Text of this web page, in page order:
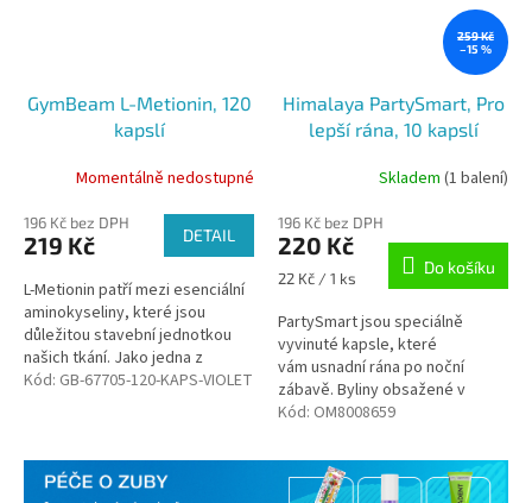
GymBeam L-Metionin, 120
kapslí
Momentálně nedostupné
196 Kč bez DPH
219 Kč DETAIL
L-Metionin patří mezi esenciální
aminokyseliny, které jsou
důležitou stavební jednotkou
našich tkání. Jako jedna z
esenciálních aminokyselin je
Kód: GB-67705-120-KAPS-VIOLET
259 Kč
–15 %
Himalaya PartySmart, Pro
lepší rána, 10 kapslí
Skladem (1 balení)
196 Kč bez DPH
220 Kč
Měrná
22 Kč / 1 ks
Do košíku
PartySmart jsou speciálně
vyvinuté kapsle, které
vám usnadní rána po noční
zábavě. Byliny obsažené v
přípravku PartySmart podporují
takže se...
Kód: OM8008659